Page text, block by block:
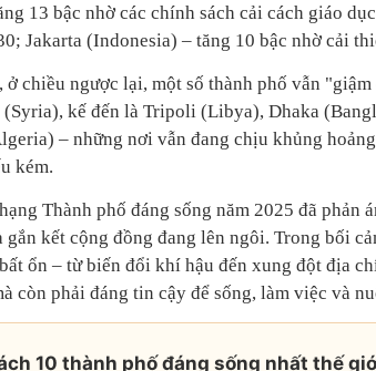
13 bậc nhờ các chính sách cải cách giáo
Jakarta (Indonesia) – tăng 10 bậc nhờ cải
ở chiều ngược lại, một số thành phố vẫn
(Syria), kế đến là Tripoli (Libya), Dhaka
– những nơi vẫn đang chịu khủng
kém.
Thành phố đáng sống năm 2025 đã phản
gắn kết cộng đồng đang lên ngôi. Trong bối
ổn – từ biến đổi khí hậu đến xung đột địa
còn phải đáng tin cậy để sống, làm việc và
10 thành phố đáng sống nhất thế